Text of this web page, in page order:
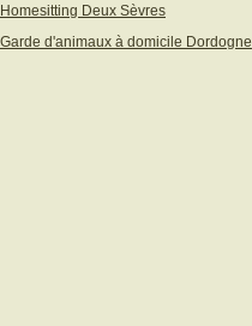
Homesitting Deux Sèvres
Garde d'animaux à domicile Dordogne